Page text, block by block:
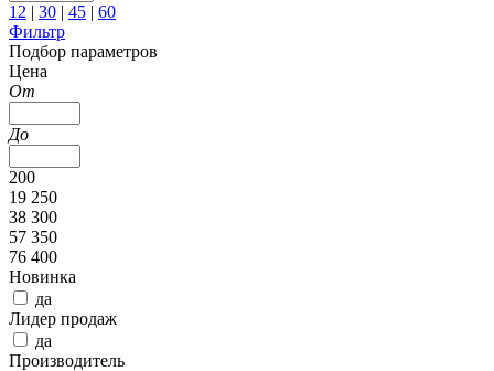
12 | 30 | 45 | 60
Фильтр
Подбор параметров
Цена
От
До
200
19 250
38 300
57 350
76 400
Новинка
да
Лидер продаж
да
Производитель